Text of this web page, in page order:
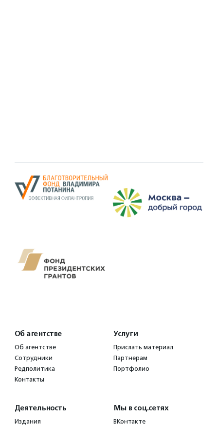
Об агентстве
Об агентстве
Сотрудники
Редполитика
Контакты
Услуги
Прислать материал
Партнерам
Портфолио
Деятельность
Издания
Мы в соц.сетях
ВКонтакте